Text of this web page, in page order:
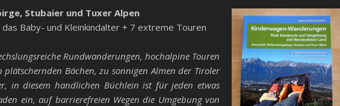
Stubaier und Tuxer Alpen
Baby- und Kleinkindalter + 7 extreme Touren
Rundwanderungen, hochalpine Touren
plätschernden Bächen, zu sonnigen Almen der Tiroler
in diesem handlichen Büchlein ist für jeden etwas
ein, auf barrierefreien Wegen die Umgebung von